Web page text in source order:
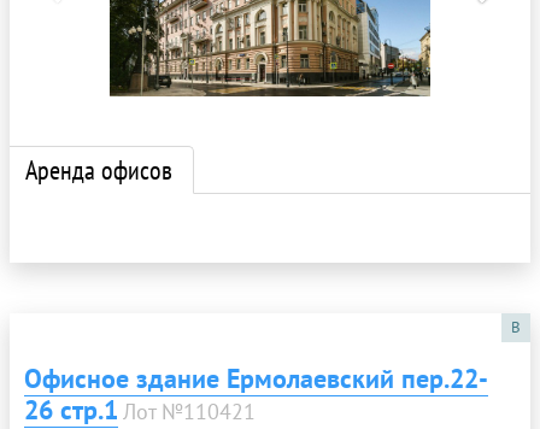
Аренда офисов
B
Офисное здание Ермолаевский пер.22-
26 стр.1 Лот №110421